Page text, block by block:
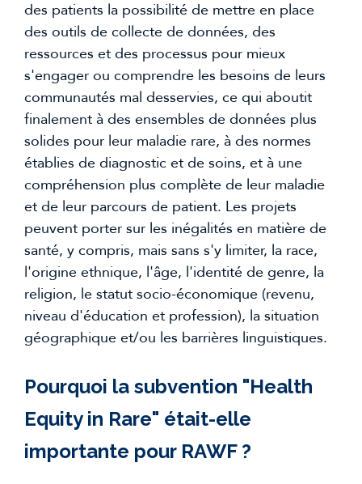
des patients la possibilité de mettre en place
des outils de collecte de données, des
ressources et des processus pour mieux
s'engager ou comprendre les besoins de leurs
communautés mal desservies, ce qui aboutit
finalement à des ensembles de données plus
solides pour leur maladie rare, à des normes
établies de diagnostic et de soins, et à une
compréhension plus complète de leur maladie
et de leur parcours de patient. Les projets
peuvent porter sur les inégalités en matière de
santé, y compris, mais sans s'y limiter, la race,
l'origine ethnique, l'âge, l'identité de genre, la
religion, le statut socio-économique (revenu,
niveau d'éducation et profession), la situation
géographique et/ou les barrières linguistiques.
Pourquoi la subvention "Health
Equity in Rare" était-elle
importante pour RAWF ?